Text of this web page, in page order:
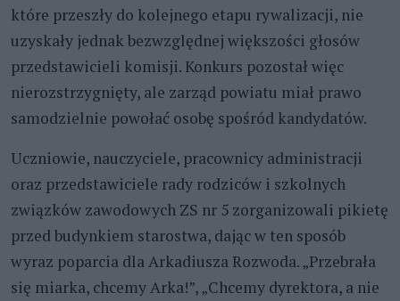
które przeszły do kolejnego etapu rywalizacji, nie
uzyskały jednak bezwzględnej większości głosów
przedstawicieli komisji. Konkurs pozostał więc
nierozstrzygnięty, ale zarząd powiatu miał prawo
samodzielnie powołać osobę spośród kandydatów.
Uczniowie, nauczyciele, pracownicy administracji
oraz przedstawiciele rady rodziców i szkolnych
związków zawodowych ZS nr 5 zorganizowali pikietę
przed budynkiem starostwa, dając w ten sposób
wyraz poparcia dla Arkadiusza Rozwoda. „Przebrała
się miarka, chcemy Arka!”, „Chcemy dyrektora, a nie